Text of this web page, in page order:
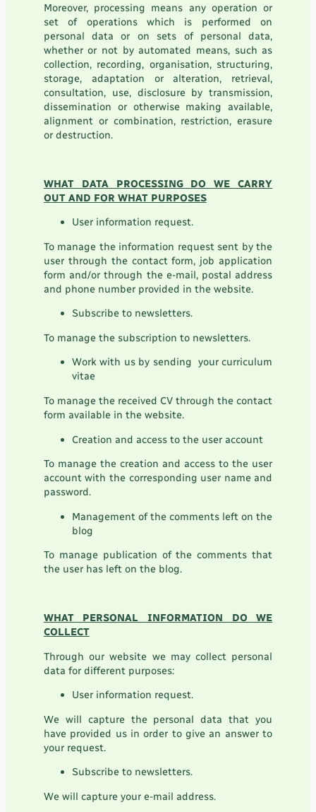
Moreover, processing means any operation or
set of operations which is performed on
personal data or on sets of personal data,
whether or not by automated means, such as
collection, recording, organisation, structuring,
storage, adaptation or alteration, retrieval,
consultation, use, disclosure by transmission,
dissemination or otherwise making available,
alignment or combination, restriction, erasure
or destruction.
WHAT DATA PROCESSING DO WE CARRY
OUT AND FOR WHAT PURPOSES
User information request.
To manage the information request sent by the
user through the contact form, job application
form and/or through the e-mail, postal address
and phone number provided in the website.
Subscribe to newsletters.
To manage the subscription to newsletters.
Work with us by sending your curriculum
vitae
To manage the received CV through the contact
form available in the website.
Creation and access to the user account
To manage the creation and access to the user
account with the corresponding user name and
password.
Management of the comments left on the
blog
To manage publication of the comments that
the user has left on the blog.
WHAT PERSONAL INFORMATION DO WE
COLLECT
Through our website we may collect personal
data for different purposes:
User information request.
We will capture the personal data that you
have provided us in order to give an answer to
your request.
Subscribe to newsletters.
We will capture your e-mail address.